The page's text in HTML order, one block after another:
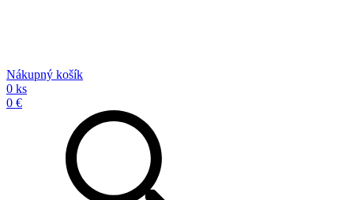
Nákupný košík
0 ks
0 €